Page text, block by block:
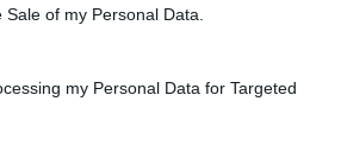
of my Personal Data.
my Personal Data for Targeted